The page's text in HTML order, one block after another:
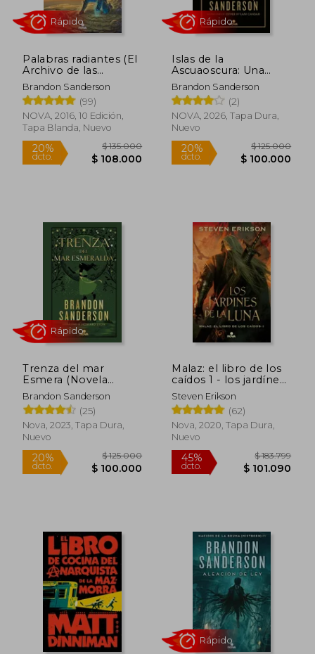
20%
dcto.
$ 119.000
$ 95.200
Rápido
20%
dcto.
$
$
Rápido
Palabras radiantes (El
Archivo de las
Tormentas 2)
Brandon Sanderson
(99)
NOVA, 2016, 10 Edición,
Tapa Blanda, Nuevo
20%
dcto.
$ 135.000
$ 108.000
Rápido
Islas de la
Ascuaoscura: Una
novela del Cosmere
Brandon Sanderson
(2)
NOVA, 2026, Tapa Dura,
Nuevo
20%
dcto.
Rápido
Trenza del mar
Esmera (Novela
Secreta 1)
Brandon Sanderson
(25)
Nova, 2023, Tapa Dura,
Nuevo
Malaz: el libro de los
caídos 1 - los jardínes
de la luna
Steven Erikson
(62)
Nova, 2020, Tapa Dura,
Nuevo